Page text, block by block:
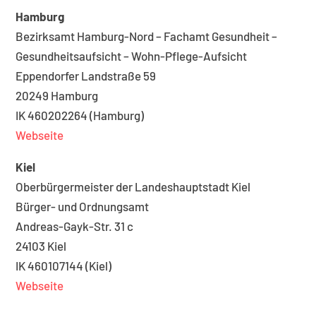
Hamburg
Bezirksamt Hamburg-Nord – Fachamt Gesundheit –
Gesundheitsaufsicht – Wohn-Pflege-Aufsicht
Eppendorfer Landstraße 59
20249 Hamburg
IK 460202264 (Hamburg)
Webseite
Kiel
Oberbürgermeister der Landeshauptstadt Kiel
Bürger- und Ordnungsamt
Andreas-Gayk-Str. 31 c
24103 Kiel
IK 460107144 (Kiel)
Webseite